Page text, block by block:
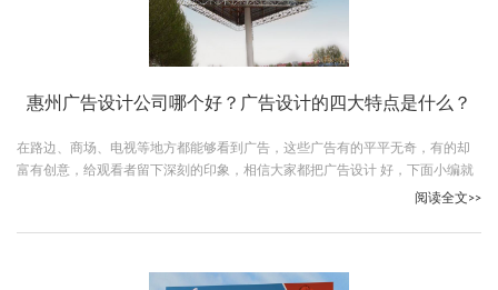
惠州广告设计公司哪个好？广告设计的四大特点是什么？
在路边、商场、电视等地方都能够看到广告，这些广告有的平平无奇，有的却
富有创意，给观看者留下深刻的印象，相信大家都把广告设计 好，下面小编就
给大家说说惠州广告设计公司哪个好，相信下面介绍的这个公司肯定会让你满
阅读全文>>